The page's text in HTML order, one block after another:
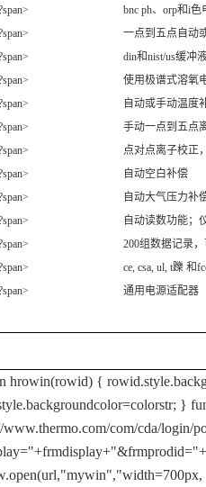
bnc ph、orp和i色电极接
一点到五点自动或手
din和nist/us缓冲液自
使用极谱式溶氧电
自动或手动温度补
手动一点到五点离
点对点离子校正，在
自动空白补偿
自动大气压力补
自动读数功能；仪表
200组数据记录，可通过
ce, csa, ul, t躒 和fcc
通用电源适配器
hrowin(rowid) {
}
www.thermo.com/com/cda/login/